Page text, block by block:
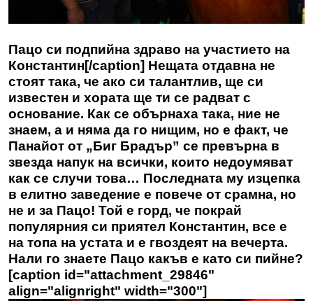
Пацо си подпийна здраво на участието на
Константин[/caption] Нещата отдавна не
стоят така, че ако си талантлив, ще си
известен и хората ще ти се радват с
основание. Как се обърнаха така, ние не
знаем, а и няма да го нищим, но е факт, че
Панайот от „Биг Брадър” се превърна в
звезда напук на всички, които недоумяват
как се случи това… Последната му изцепка
в елитно заведение е повече от срамна, но
не и за Пацо! Той е горд, че покрай
популярния си приятел Константин, все е
на топа на устата и е гвоздеят на вечерта.
Нали го знаете Пацо какъв е като си пийне?
[caption id="attachment_29846"
align="alignright" width="300"]